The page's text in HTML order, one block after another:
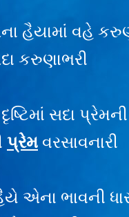
હૈયામાં વહે
કરુણાભરી
સદા પ્રેમની
પ્રેમ વરસાવનારી
એના ભાવની